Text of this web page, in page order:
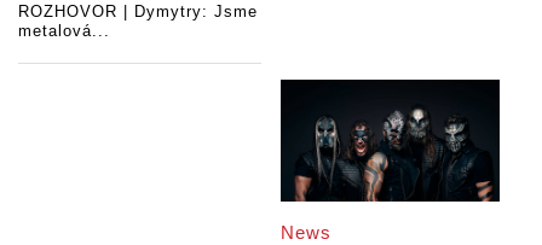
ROZHOVOR | Dymytry: Jsme
metalová...
News